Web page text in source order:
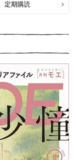
定期購読